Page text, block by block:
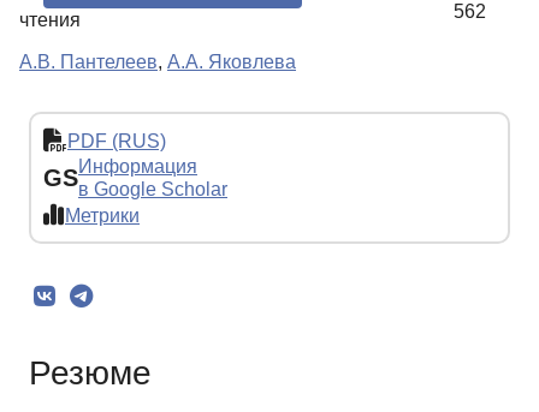
чтения
562
А.В. Пантелеев, А.А. Яковлева
PDF (RUS)
GSИнформация
в Google Scholar
Метрики
Резюме